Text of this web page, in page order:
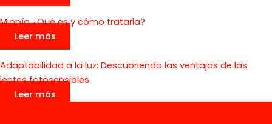
Miopía ¿Qué es y cómo tratarla?
Leer más
Adaptabilidad a la luz: Descubriendo las ventajas de las
lentes fotosensibles.
Leer más